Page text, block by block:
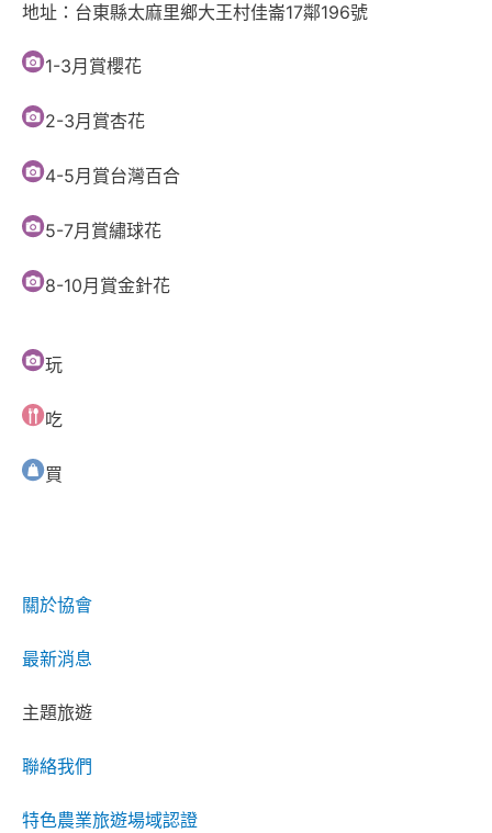
地址：台東縣太麻里鄉大王村佳崙17鄰196號
1-3月賞櫻花
2-3月賞杏花
4-5月賞台灣百合
5-7月賞繡球花
8-10月賞金針花
玩
吃
買
關於協會
最新消息
主題旅遊
聯絡我們
特色農業旅遊場域認證